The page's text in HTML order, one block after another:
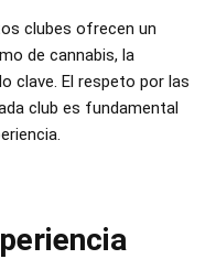
clubes ofrecen un
de cannabis, la
clave. El respeto por las
club es fundamental